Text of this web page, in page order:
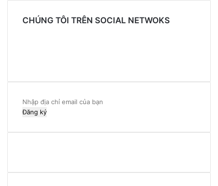
CHÚNG TÔI TRÊN SOCIAL NETWOKS
Nhập
địa
email